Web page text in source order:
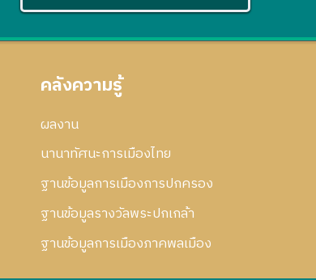
คลังความรู้
ผลงาน
นานาทัศนะการเมืองไทย
ฐานข้อมูลการเมืองการปกครอง
ฐานข้อมูลรางวัลพระปกเกล้า
ฐานข้อมูลการเมืองภาคพลเมือง